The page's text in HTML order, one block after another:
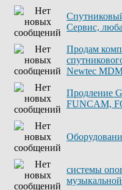
Сервис,
Продам
Newtec
Продление
FUNCAM,
системы